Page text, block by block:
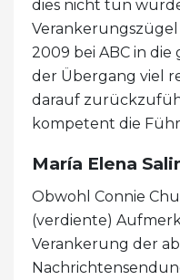
dies nicht tun
Verankerungszügel
2009 bei ABC in
der Übergang viel
darauf
kompetent die
María Elena
Obwohl Connie
(verdiente)
Verankerung der